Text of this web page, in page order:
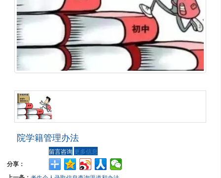
院学籍管理办法
留言咨询 更多信息
分享：